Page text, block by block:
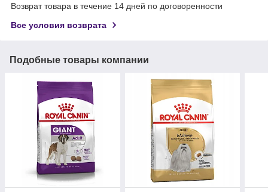
Возврат товара в течение 14 дней по договоренности
Все условия возврата
Подобные товары компании